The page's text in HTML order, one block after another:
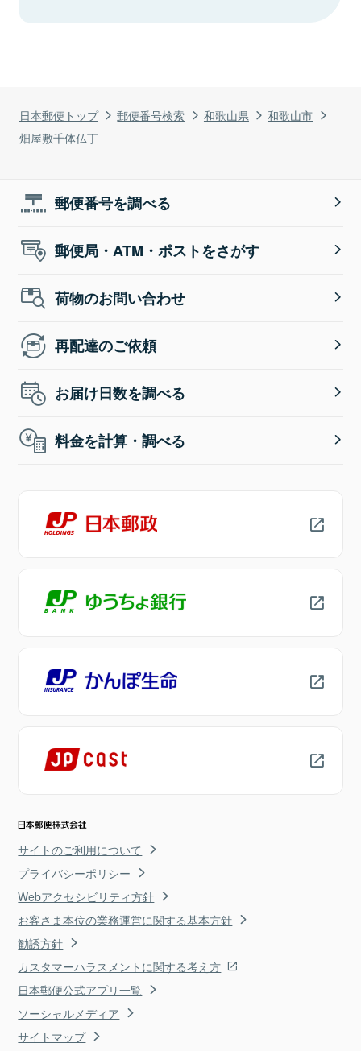
日本郵便トップ 郵便番号検索 和歌山県
和歌山市
畑屋敷千体仏丁
郵便番号を調べる
郵便局・ATM・ポストをさがす
荷物のお問い合わせ
再配達のご依頼
お届け日数を調べる
料金を計算・調べる
サイトのご利用について
プライバシーポリシー
Webアクセシビリティ方針
お客さま本位の業務運営に関する基本方針
勧誘方針
カスタマーハラスメントに関する考え方
日本郵便公式アプリ一覧
ソーシャルメディア
サイトマップ